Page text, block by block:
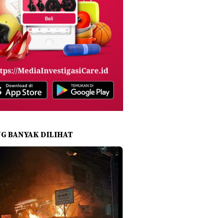
BANYAK DILIHAT